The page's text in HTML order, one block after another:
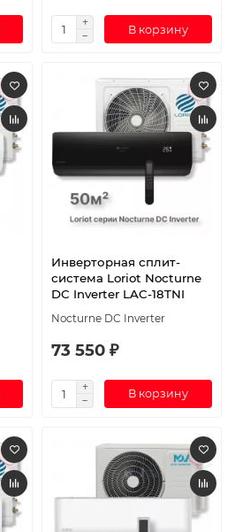
В корзину
Инверторная сплит-
система Loriot Nocturne
DC Inverter LAC-18TNI
Nocturne DC Inverter
73 550 ₽
В корзину